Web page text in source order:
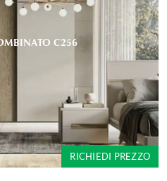
C256
RICHIEDI PREZZO